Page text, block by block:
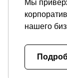
Мы
нашего